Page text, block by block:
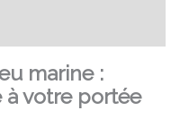
marine :
à votre portée